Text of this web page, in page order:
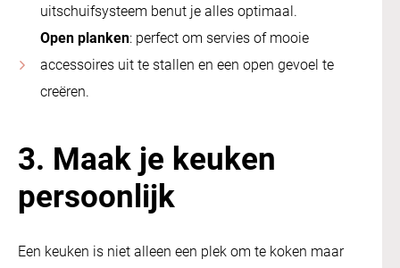
uitschuifsysteem benut je alles optimaal.
Open planken: perfect om servies of mooie
accessoires uit te stallen en een open gevoel te
creëren.
3. Maak je keuken
persoonlijk
Een keuken is niet alleen een plek om te koken maar